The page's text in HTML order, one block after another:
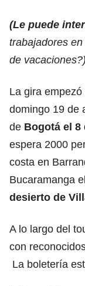
(Le puede
trabajadores
de vacaciones?)
La gira
domingo 19 de
de Bogotá el 8
espera 2000
costa en
Bucaramanga
desierto de
A lo largo del
con
La boletería